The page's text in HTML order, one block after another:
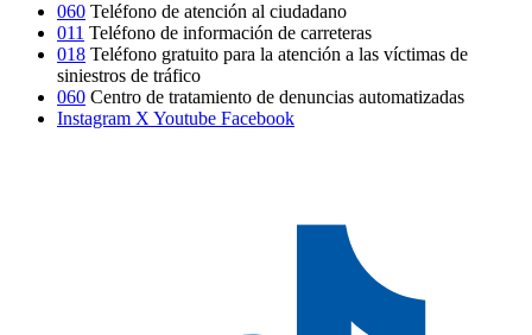
060 Teléfono de atención al ciudadano
011 Teléfono de información de carreteras
018 Teléfono gratuito para la atención a las víctimas de
siniestros de tráfico
060 Centro de tratamiento de denuncias automatizadas
Instagram X Youtube Facebook